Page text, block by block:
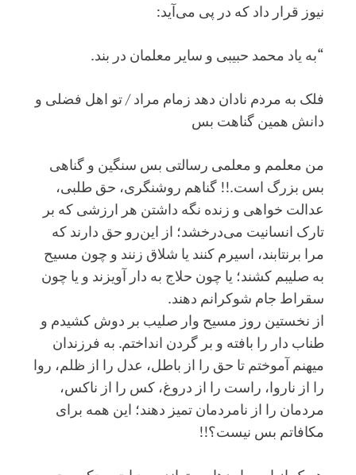
نیوز قرار داد که در پی می‌آید:
“به یاد محمد حبیبی و سایر معلمان در بند.
فلک به مردم نادان دهد زمام مراد / تو اهل فضلی و
دانش همین گناهت بس
من معلمم و معلمی رسالتی بس سنگین و گناهی
بس بزرگ است.!! گناهم روشنگری، حق طلبی،
عدالت خواهی و زنده نگه داشتن هر ارزشی که بر
تارک انسانیت می‌درخشد؛ از این‌رو حق دارند که
مرا برنتابند، اسیرم کنند یا شلاق زنند و چون مسیح
به صلیبم کشند؛ یا چون حلاج به دار آویزند و یا چون
سقراط جام شوکرانم دهند.
از نخستین روز مسیح وار صلیب بر دوش کشیدم و
طناب دار را بافته و بر گردن انداختم. به فرزندان
میهنم آموختم تا حق را از باطل، عدل را از ظلم، روا
را از ناروا، راست را از دروغ، کس را از ناکس،
مردمان را از نامردمان تمیز دهند؛ این همه برای
مکافاتم بس نیست؟!!